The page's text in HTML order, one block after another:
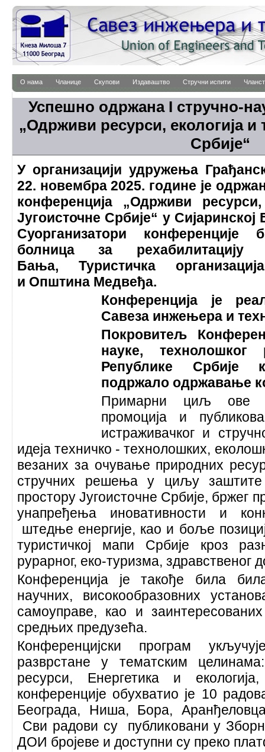
О нама Чланице Скупови Издаваштво Стручни испити
Успешно одржана I стручно-
„Одрживи ресурси, екологија и
Србије“
У организацији удружења
22. новембра 2025. године је
конференција „Одрживи
Југоисточне Србије“ у Сијаринској
Суорганизатори
болница за рехабилитацију
Бања, Туристичка
и Општина Медвеђа.
Конференција је
Савеза инжењера и
Покровитељ
науке, технолошког
Републике Србије
подржало одржавање
Примарни циљ ове
промоција и
истраживачког и
идеја техничко - технолошких,
везаних за очување природних
стручних решења у циљу
простору Југоисточне Србије, бржег
унапређења иновативности и
штедње енергије, као и боље
туристичкој мапи Србије кроз
рурарног, еко-туризма, здравственог
Конференција је такође била
научних, високообразовних
самоуправе, као и
средњих предузећа.
Конференцијски програм
разврстане у тематским
ресурси, Енергетика и
конференције обухватио је 10
Београда, Ниша, Бора,
Сви радови су публиковани у
ДОИ бројеве и доступни су преко